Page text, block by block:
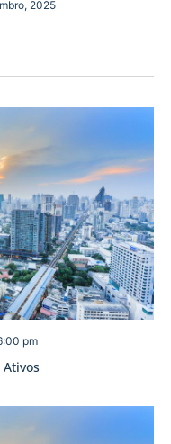
2025
pm